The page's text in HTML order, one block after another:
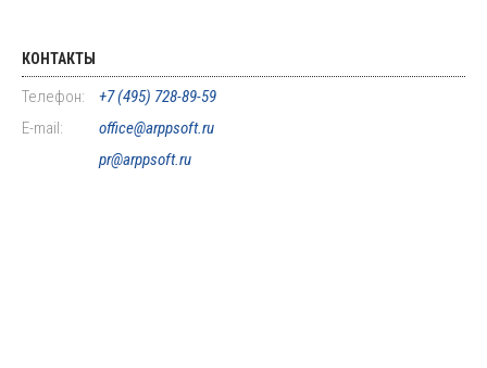
КОНТАКТЫ
Телефон:
+7 (495) 728-89-59
E-mail:
office@arppsoft.ru
pr@arppsoft.ru